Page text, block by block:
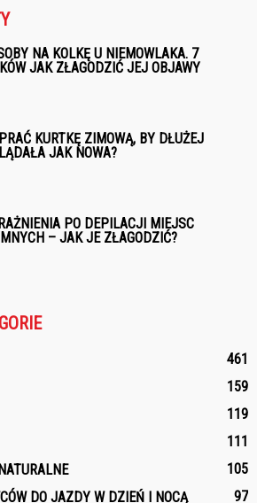
NA KOLKĘ U NIEMOWLAKA. 7
JAK ZŁAGODZIĆ JEJ OBJAWY
KURTKĘ ZIMOWĄ, BY DŁUŻEJ
JAK NOWA?
PO DEPILACJI MIEJSC
– JAK JE ZŁAGODZIĆ?
461
159
119
111
105
DO JAZDY W DZIEŃ I NOCĄ
97